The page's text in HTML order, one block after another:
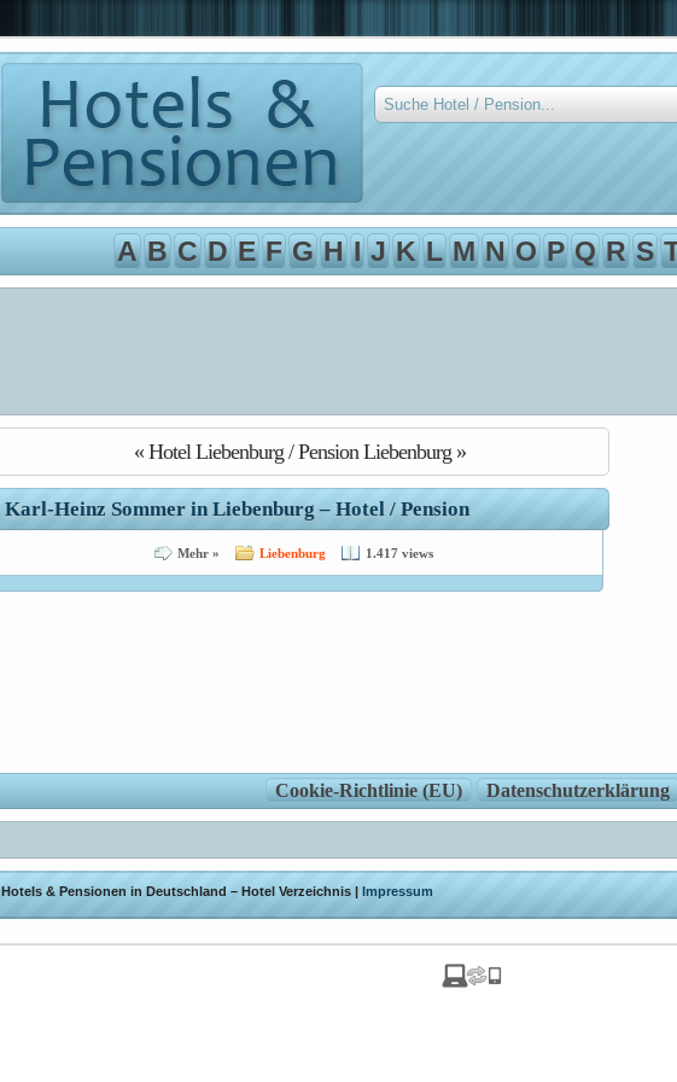
A B C D E F G H I J K L M N O P Q R S T
« Hotel Liebenburg / Pension Liebenburg »
Karl-Heinz Sommer in Liebenburg – Hotel / Pension
Mehr » Liebenburg 1.417 views
Cookie-Richtlinie (EU) Datenschutzerklärung
Hotels & Pensionen in Deutschland – Hotel Verzeichnis | Impressum